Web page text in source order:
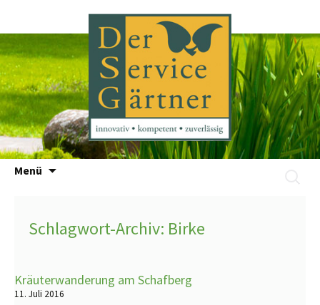
Menü
Zum
Schlagwort-Archiv: Birke
Kräuterwanderung am Schafberg
11. Juli 2016